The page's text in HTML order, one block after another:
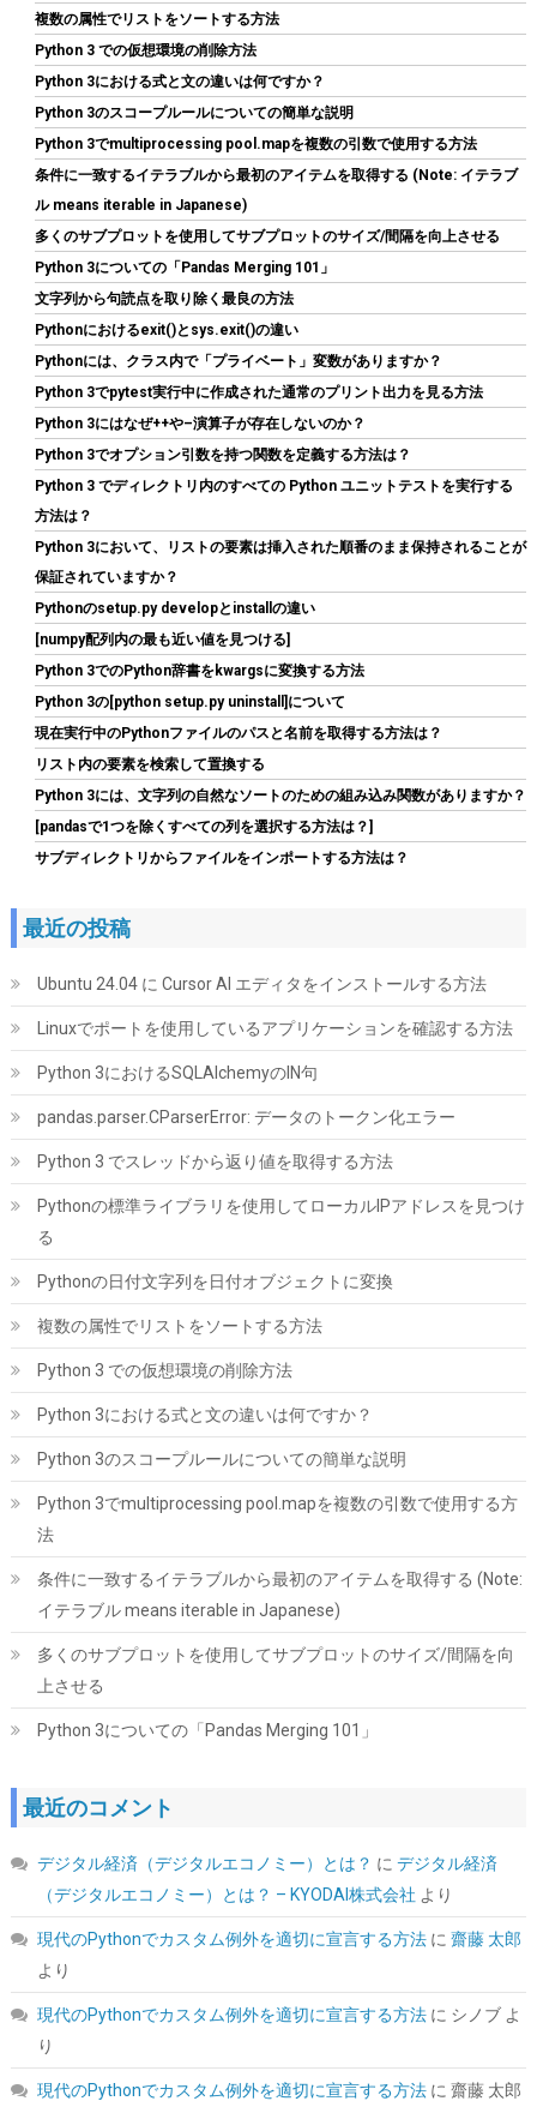
(5422382) GBP 3.60
こちら)
ARCTIC MX-7 (4g｜MX-Cleaner 6枚付属) - 究極性能サーマルペ
ースト、CPU・ゲーム機・グラフィックカード・ノートPC・プロ
セッサ対応、超高熱伝導率、長期耐久、非導電性、非容量性
(547886) GBP 10.33 (2026-08-09 04:05 GMT +09:00 時点 -
こちら)
ASUS NVIDIA GeForce RTX 5070Ti ビデオカード 16GB GDDR7
PCI Express 5.0 / PRIME-RTX5070TI-O16G 国内正規代理店品
(54432) GBP 784.05 (2026-08-09 04:05 GMT +09:00 時点 -詳細は
こちら)
Biwin NV7400 1TB SSD NVMe2.0 M.2 Type 2280 PCIe Gen4×4 最
久 PS5/PS5 Pro動作確認済み メーカー5年保証
( 546827) GBP 134.59 (2026-08-09 04:05 GMT +09:00 時点 -
こちら)
シリコンパワー SSD 512GB 3D NAND M.2 2280 PCIe3.0×4
NVMe1.3 P34A60シリーズ 5年保証 SP512GBP34A60M28
( 5432745 ) GBP 76.87 (2026-08-09 04:05 GMT +09:00 時点 -詳細は
こちら
ARCTIC MX-4（スパチュラ付属・4g）– CPU/GPU 用 高性能サー
マルグリス、非常に高い熱伝導率、長期耐久、安全で簡単な塗布
(54570108) GBP 6.53 (2026-08-09 04:05 GMT +09:00 時点 -詳細は
こちら)
複数の属性でリストをソートする方法
Python 3 での仮想環境の削除方法
Python 3における式と文の違いは何ですか？
Python 3のスコープルールについての簡単な説明
Python 3でmultiprocessing pool.mapを複数の引数で使用する方法
条件に一致するイテラブルから最初のアイテムを取得する (Note: イテラブ
ル means iterable in Japanese)
多くのサブプロットを使用してサブプロットのサイズ/間隔を向上させる
Python 3についての「Pandas Merging 101」
文字列から句読点を取り除く最良の方法
Pythonにおけるexit()とsys.exit()の違い
Pythonには、クラス内で「プライベート」変数がありますか？
Python 3でpytest実行中に作成された通常のプリント出力を見る方法
Python 3にはなぜ++や–演算子が存在しないのか？
Python 3でオプション引数を持つ関数を定義する方法は？
Python 3 でディレクトリ内のすべての Python ユニットテストを実行する
方法は？
Python 3において、リストの要素は挿入された順番のまま保持されることが
保証されていますか？
Pythonのsetup.py developとinstallの違い
[numpy配列内の最も近い値を見つける]
Python 3でのPython辞書をkwargsに変換する方法
Python 3の[python setup.py uninstall]について
現在実行中のPythonファイルのパスと名前を取得する方法は？
リスト内の要素を検索して置換する
Python 3には、文字列の自然なソートのための組み込み関数がありますか？
[pandasで1つを除くすべての列を選択する方法は？]
サブディレクトリからファイルをインポートする方法は？
最近の投稿
Ubuntu 24.04 に Cursor AI エディタをインストールする方法
Linuxでポートを使用しているアプリケーションを確認する方法
Python 3におけるSQLAlchemyのIN句
pandas.parser.CParserError: データのトークン化エラー
Python 3 でスレッドから返り値を取得する方法
Pythonの標準ライブラリを使用してローカルIPアドレスを見つけ
る
Pythonの日付文字列を日付オブジェクトに変換
複数の属性でリストをソートする方法
Python 3 での仮想環境の削除方法
Python 3における式と文の違いは何ですか？
Python 3のスコープルールについての簡単な説明
Python 3でmultiprocessing pool.mapを複数の引数で使用する方
法
条件に一致するイテラブルから最初のアイテムを取得する (Note:
イテラブル means iterable in Japanese)
多くのサブプロットを使用してサブプロットのサイズ/間隔を向
上させる
Python 3についての「Pandas Merging 101」
最近のコメント
デジタル経済（デジタルエコノミー）とは？ に デジタル経済
（デジタルエコノミー）とは？ – KYODAI株式会社 より
現代のPythonでカスタム例外を適切に宣言する方法に 齋藤 太郎
より
現代のPythonでカスタム例外を適切に宣言する方法に シノブよ
り
現代のPythonでカスタム例外を適切に宣言する方法に 齋藤 太郎